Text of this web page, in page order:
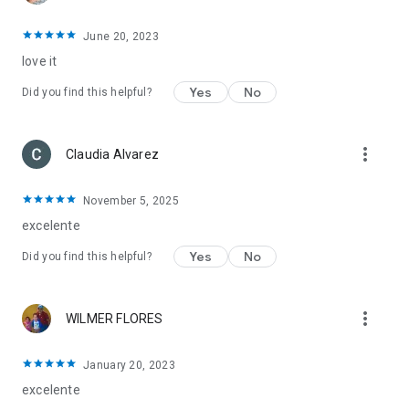
June 20, 2023
love it
Did you find this helpful? Yes No
Claudia Alvarez more_vert
November 5, 2025
excelente
Did you find this helpful? Yes No
WILMER FLORES more_vert
January 20, 2023
excelente